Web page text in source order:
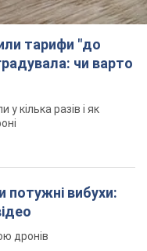
тарифи "до
чи варто
кілька разів і як
потужні вибухи:
дронів